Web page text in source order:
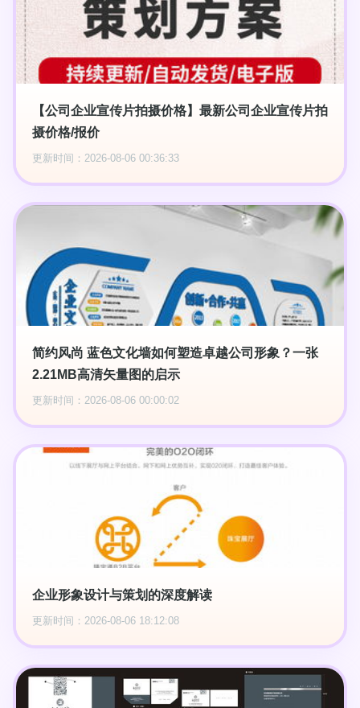
【公司企业宣传片拍摄价格】最新公司企业宣传片拍
摄价格/报价
更新时间：2026-08-06 00:36:33
简约风尚 蓝色文化墙如何塑造卓越公司形象？一张
2.21MB高清矢量图的启示
更新时间：2026-08-06 00:00:02
企业形象设计与策划的深度解读
更新时间：2026-08-06 18:12:08